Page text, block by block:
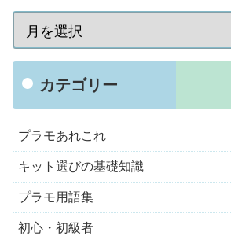
カテゴリー
プラモあれこれ
キット選びの基礎知識
プラモ用語集
初心・初級者